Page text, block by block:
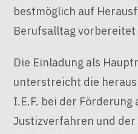
bestmöglich auf
Berufsalltag vorbereitet
Die Einladung als
unterstreicht die
I.E.F. bei der
Justizverfahren und